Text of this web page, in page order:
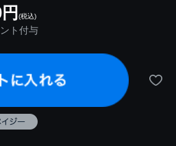
(税込)
ト付与